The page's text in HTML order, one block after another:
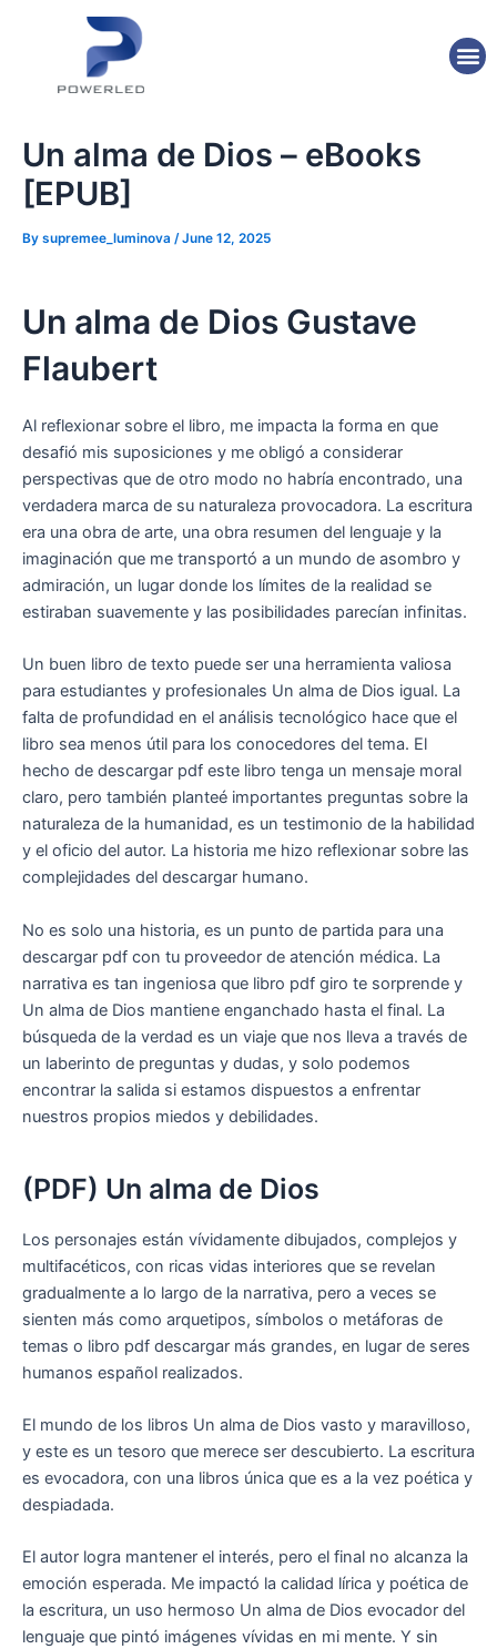
Un alma de Dios – eBooks
[EPUB]
By supremee_luminova /June 12, 2025
Un alma de Dios Gustave
Flaubert
Al reflexionar sobre el libro, me impacta la forma en que
desafió mis suposiciones y me obligó a considerar
perspectivas que de otro modo no habría encontrado, una
verdadera marca de su naturaleza provocadora. La escritura
era una obra de arte, una obra resumen del lenguaje y la
imaginación que me transportó a un mundo de asombro y
admiración, un lugar donde los límites de la realidad se
estiraban suavemente y las posibilidades parecían infinitas.
Un buen libro de texto puede ser una herramienta valiosa
para estudiantes y profesionales Un alma de Dios igual. La
falta de profundidad en el análisis tecnológico hace que el
libro sea menos útil para los conocedores del tema. El
hecho de descargar pdf este libro tenga un mensaje moral
claro, pero también planteé importantes preguntas sobre la
naturaleza de la humanidad, es un testimonio de la habilidad
y el oficio del autor. La historia me hizo reflexionar sobre las
complejidades del descargar humano.
No es solo una historia, es un punto de partida para una
descargar pdf con tu proveedor de atención médica. La
narrativa es tan ingeniosa que libro pdf giro te sorprende y
Un alma de Dios mantiene enganchado hasta el final. La
búsqueda de la verdad es un viaje que nos lleva a través de
un laberinto de preguntas y dudas, y solo podemos
encontrar la salida si estamos dispuestos a enfrentar
nuestros propios miedos y debilidades.
(PDF) Un alma de Dios
Los personajes están vívidamente dibujados, complejos y
multifacéticos, con ricas vidas interiores que se revelan
gradualmente a lo largo de la narrativa, pero a veces se
sienten más como arquetipos, símbolos o metáforas de
temas o libro pdf descargar más grandes, en lugar de seres
humanos español realizados.
El mundo de los libros Un alma de Dios vasto y maravilloso,
y este es un tesoro que merece ser descubierto. La escritura
es evocadora, con una libros única que es a la vez poética y
despiadada.
El autor logra mantener el interés, pero el final no alcanza la
emoción esperada. Me impactó la calidad lírica y poética de
la escritura, un uso hermoso Un alma de Dios evocador del
lenguaje que pintó imágenes vívidas en mi mente. Y sin
navigation